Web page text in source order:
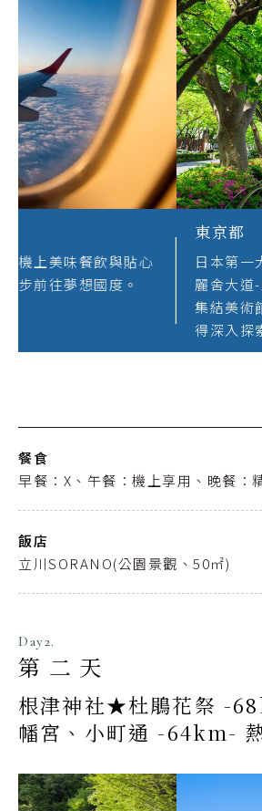
期待許久的旅行準備開始，由機
服務揭開序幕，跟隨領隊的腳步前
餐食
早餐：X、午餐：機上享用、晚餐：
飯店
立川SORANO(公園景觀、50㎡)
Day2.
第二天
根津神社★杜鵑花祭 -
幡宮、小町通 -64km-